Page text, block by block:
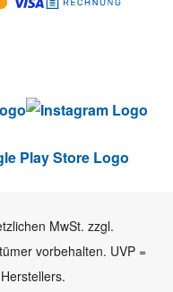
MwSt. zzgl.
vorbehalten. UVP =